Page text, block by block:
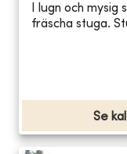
I lugn och mysig
fräscha stuga.
Se